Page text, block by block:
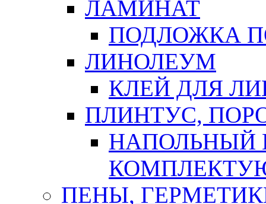
ЛАМИНАТ
ПОДЛОЖКА
ЛИНОЛЕУМ
КЛЕЙ ДЛЯ
ПЛИНТУС,
НАПОЛЬНЫЙ
ПЕНЫ,